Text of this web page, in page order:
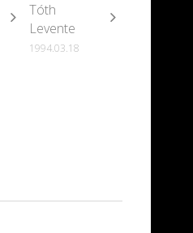
Tóth
Levente
1994.03.18